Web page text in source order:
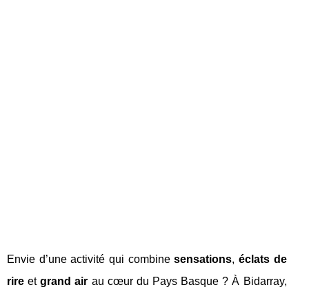
Envie d’une activité qui combinesensations, éclats de
rire etgrand air au cœur du Pays Basque ? À Bidarray,